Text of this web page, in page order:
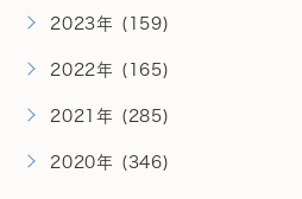
2023年 (159)
2022年 (165)
2021年 (285)
2020年 (346)